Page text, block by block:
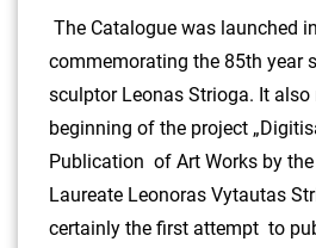
The Catalogue was launched
commemorating the 85th year
sculptor Leonas Strioga. It also
beginning of the project
Publication of Art Works by
Laureate Leonoras Vytautas
certainly the first attempt to